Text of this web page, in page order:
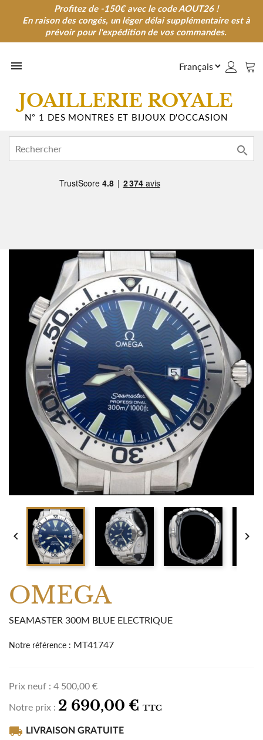
Profitez de -150€ avec le code AOUT26 !
En raison des congés, un léger délai supplémentaire est à
prévoir pour l'expédition de vos commandes.
Profitez de -150€ avec le code AOUT26 !
En raison des congés, un léger délai supplémentaire est à
prévoir pour l'expédition de vos commandes.

JOAILLERIE ROYALE
N° 1 DES MONTRES ET BIJOUX D'OCCASION

 
OMEGA
SEAMASTER 300M BLUE ELECTRIQUE
Notre référence : MT41747
Prix neuf : 4 500,00 €
Notre prix : 2 690,00 € TTC
local_shipping LIVRAISON GRATUITE